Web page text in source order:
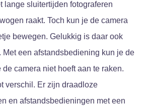
lange sluitertijden fotograferen
raakt. Toch kun je de camera
bewegen. Gelukkig is daar ook
Met een afstandsbediening kun je de
camera niet hoeft aan te raken.
verschil. Er zijn draadloze
en afstandsbedieningen met een